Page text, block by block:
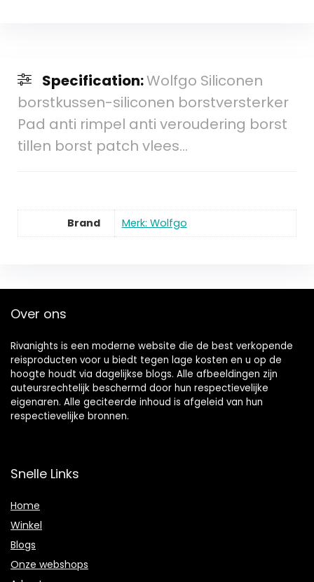
Specification:Wolfgo Siliconen
borstkussen-siliconen borstversterker
Pad anti rimpel anti veroudering borst
tillen borst patch vlees…
Brand Merk: Wolfgo
Over ons
Rivanights is een moderne website die de best verkopende
reisproducten voor u biedt tegen lage kosten en u op de
hoogte houdt via dagelijkse blogs. Alle afbeeldingen zijn
auteursrechtelijk beschermd door hun respectievelijke
eigenaren. Alle geciteerde inhoud is afgeleid van hun
respectievelijke bronnen.
Snelle Links
Home
Winkel
Blogs
Onze webshops